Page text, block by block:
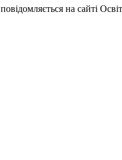
повідомляється на сайті